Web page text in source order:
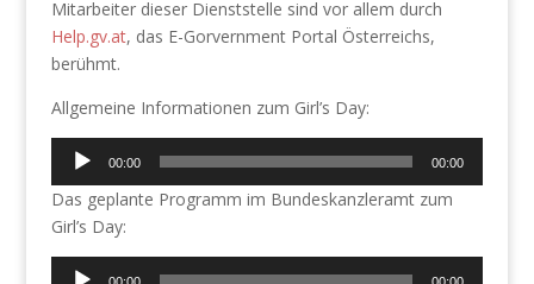
Mitarbeiter dieser Dienststelle sind vor allem durch
Help.gv.at, das E-Gorvernment Portal Österreichs,
berühmt.
Allgemeine Informationen zum Girl’s Day:
Audio-
Player
00:00 00:00
Das geplante Programm im Bundeskanzleramt zum
Girl’s Day:
Audio-